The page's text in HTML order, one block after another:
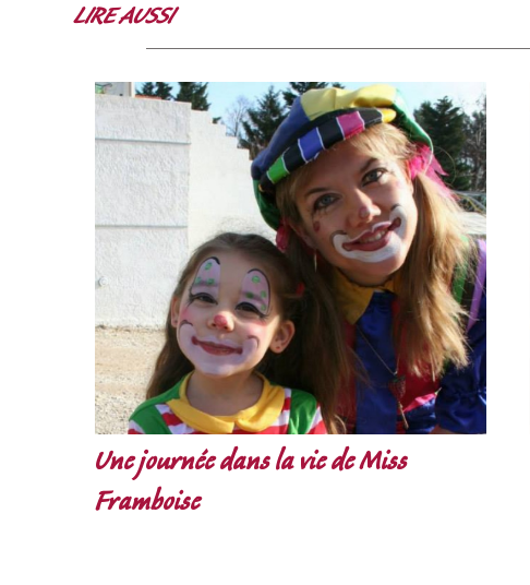
LIRE AUSSI
Une journée dans la vie de Miss
Framboise